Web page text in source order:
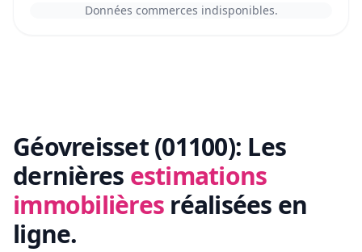
Données commerces indisponibles.
Géovreisset (01100): Les
dernières estimations
immobilières réalisées en
ligne.